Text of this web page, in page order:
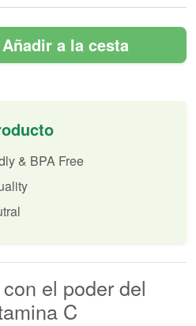
Añadir a la cesta
& BPA Free
el poder del
C